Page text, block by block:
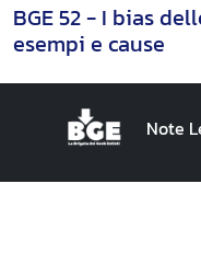
BGE 52 - I bias
esempi e cause
Note